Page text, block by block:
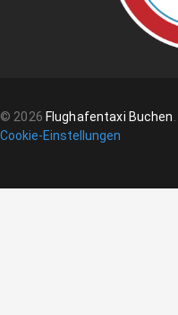
© 2026 Flughafentaxi Buchen.
Cookie-Einstellungen